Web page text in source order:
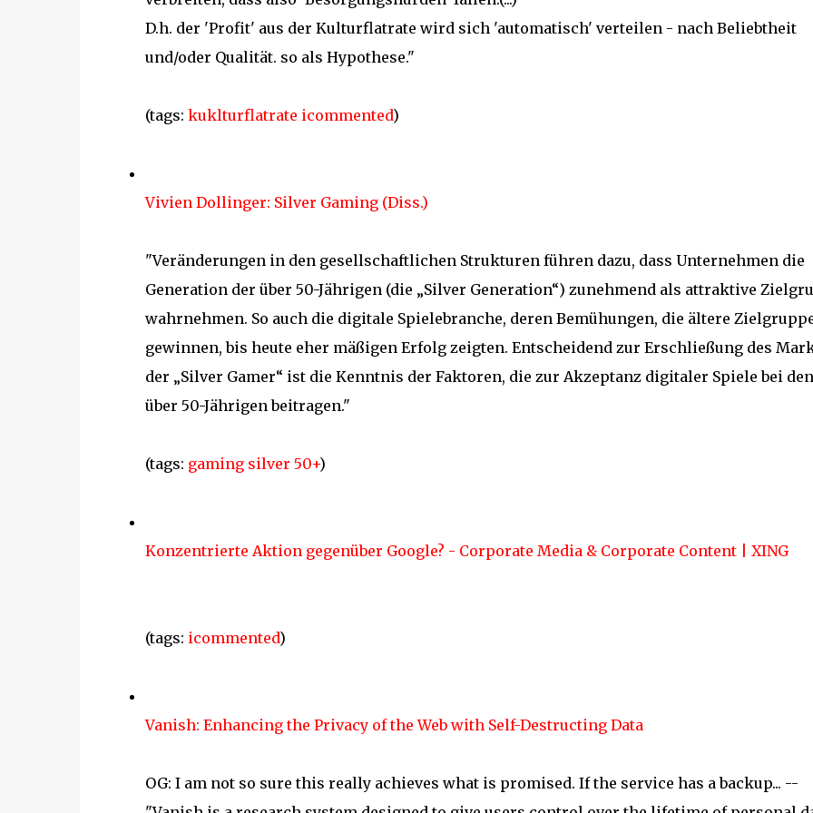
D.h. der 'Profit' aus der Kulturflatrate wird sich 'automatisch' verteilen - nach Beliebtheit
und/oder Qualität. so als Hypothese."
(tags: kuklturflatrate icommented)
Vivien Dollinger: Silver Gaming (Diss.)
"Veränderungen in den gesellschaftlichen Strukturen führen dazu, dass Unternehmen die
Generation der über 50-Jährigen (die „Silver Generation“) zunehmend als attraktive
wahrnehmen. So auch die digitale Spielebranche, deren Bemühungen, die ältere
gewinnen, bis heute eher mäßigen Erfolg zeigten. Entscheidend zur Erschließung des
der „Silver Gamer“ ist die Kenntnis der Faktoren, die zur Akzeptanz digitaler Spiele bei den
über 50-Jährigen beitragen."
(tags: gaming silver 50+)
Konzentrierte Aktion gegenüber Google? - Corporate Media & Corporate Content | XING
(tags: icommented)
Vanish: Enhancing the Privacy of the Web with Self-Destructing Data
OG: I am not so sure this really achieves what is promised. If the service has a backup... --